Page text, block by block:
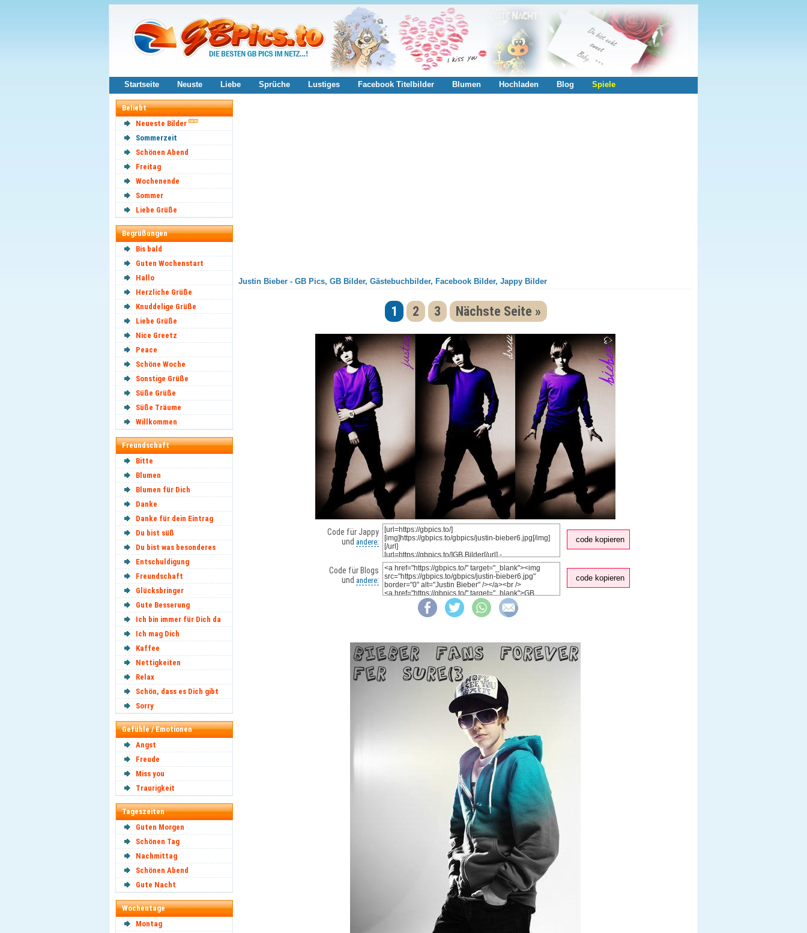
Startseite Neuste Liebe Sprüche Lustiges Facebook Titelbilder Blumen Hochladen Blog Spiele
Beliebt
Neueste Bilder
Sommerzeit
Schönen Abend
Freitag
Wochenende
Sommer
Liebe Grüße
Begrüßungen
Bis bald
Guten Wochenstart
Hallo
Herzliche Grüße
Knuddelige Grüße
Liebe Grüße
Nice Greetz
Peace
Schöne Woche
Sonstige Grüße
Süße Grüße
Süße Träume
Willkommen
Freundschaft
Bitte
Blumen
Blumen für Dich
Danke
Danke für dein Eintrag
Du bist süß
Du bist was besonderes
Entschuldigung
Freundschaft
Glücksbringer
Gute Besserung
Ich bin immer für Dich da
Ich mag Dich
Kaffee
Nettigkeiten
Relax
Schön, dass es Dich gibt
Sorry
Gefühle / Emotionen
Angst
Freude
Miss you
Traurigkeit
Tageszeiten
Guten Morgen
Schönen Tag
Nachmittag
Schönen Abend
Gute Nacht
Wochentage
Montag
Justin Bieber - GB Pics, GB Bilder, Gästebuchbilder, Facebook Bilder, Jappy Bilder
1 2 3 Nächste Seite »
Code für Jappy
und andere: code kopieren
Code für Blogs
und andere: code kopieren